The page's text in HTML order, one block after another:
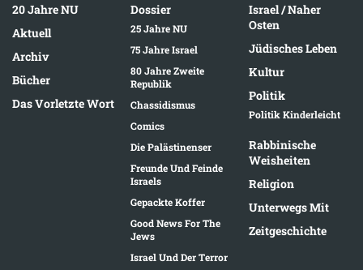
20 Jahre NU
Aktuell
Archiv
Bücher
Das Vorletzte Wort
Dossier
25 Jahre NU
75 Jahre Israel
80 Jahre Zweite
Republik
Chassidismus
Comics
Die Palästinenser
Freunde Und Feinde
Israels
Gepackte Koffer
Good News For The
Jews
Israel Und Der Terror
Israel / Naher
Osten
Jüdisches Leben
Kultur
Politik
Politik Kinderleicht
Rabbinische
Weisheiten
Religion
Unterwegs Mit
Zeitgeschichte